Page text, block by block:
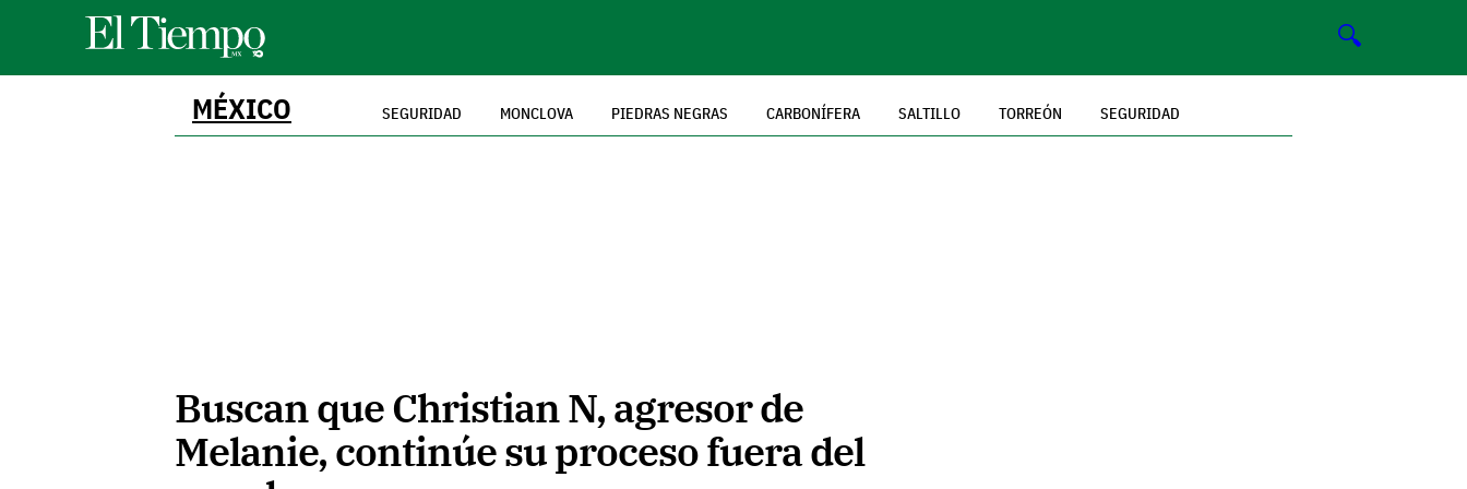
🔍
MÉXICO SEGURIDAD MONCLOVA PIEDRAS NEGRAS CARBONÍFERA SALTILLO TORREÓN SEGURIDAD
Buscan que Christian N, agresor de
Melanie, continúe su proceso fuera del